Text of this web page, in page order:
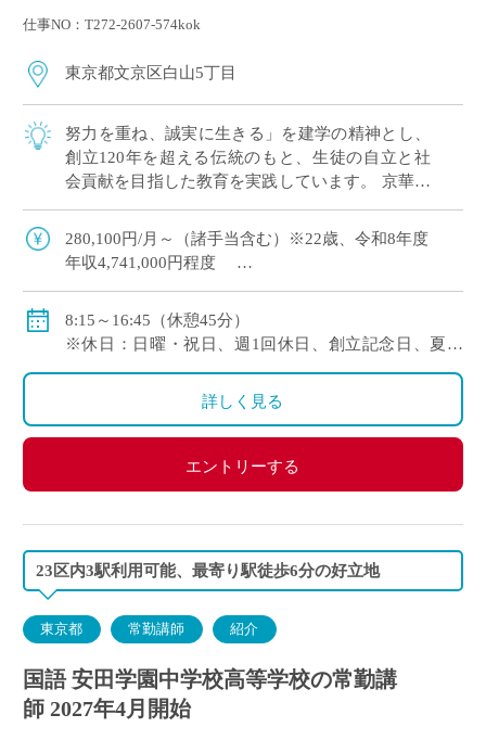
仕事NO：T272-2607-574kok
東京都文京区白山5丁目
努力を重ね、誠実に生きる」を建学の精神とし、
創立120年を超える伝統のもと、生徒の自立と社
会貢献を目指した教育を実践しています。 京華商
動可能性があるため、中学国語免許も必須 […]
280,100円/月～（諸手当含む）※22歳、令和8年度
年収4,741,000円程度
【モデル給与】30歳：月給 353,010円（基本給324,700
円） 年収5,989,000円程度
・通勤手当：有り（5万円まで）
・その他手当：有り
険・厚生年金）、雇用保険、労災保険
8:15～16:45（休憩45分）
※休日：日曜・祝日、週1回休日、創立記念日、夏季
※年間休日数126日（令和8年度）
詳しく見る
エントリーする
23区内3駅利用可能、最寄り駅徒歩6分の好立地
東京都 常勤講師 紹介
国語 安田学園中学校高等学校の常勤講
師 2027年4月開始